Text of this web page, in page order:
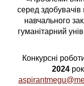
серед
навчального
гуманітарний
Конкурсні
2024